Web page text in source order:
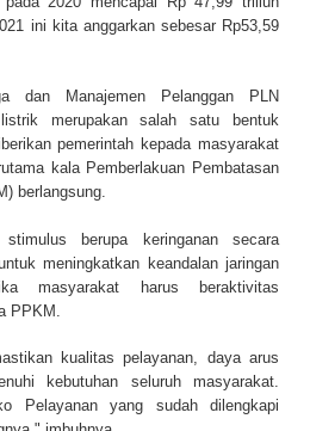
ini kita anggarkan sebesar Rp53,59
dan Manajemen Pelanggan PLN
merupakan salah satu bentuk
pemerintah kepada masyarakat
kala Pemberlakuan Pembatasan
berlangsung.
berupa keringanan secara
meningkatkan keandalan jaringan
masyarakat harus beraktivitas
PPKM.
kualitas pelayanan, daya arus
kebutuhan seluruh masyarakat.
Pelayanan yang sudah dilengkapi